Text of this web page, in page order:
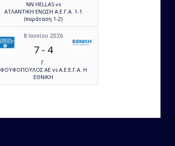
NN HELLAS vs
ΑΤΛΑΝΤΙΚΗ ΕΝΩΣΗ Α.Ε.Γ.Α. 1-1
(παράταση 1-2)
8 Ιουνίου 2026
7 - 4
Γ.
ΦΟΥΦΟΠΟΥΛΟΣ ΑΕ vs Α.Ε.Ε.Γ.Α. Η
ΕΘΝΙΚΗ